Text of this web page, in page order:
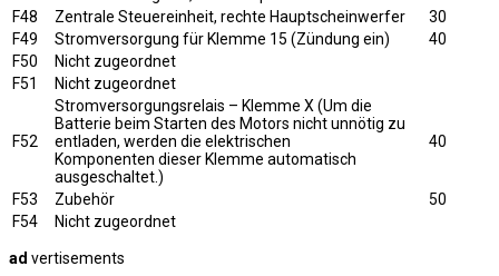
F48
Zentrale Steuereinheit, rechte Hauptscheinwerfer
30
F49
Stromversorgung für Klemme 15 (Zündung ein)
40
F50
Nicht zugeordnet
F51
Nicht zugeordnet
F52
Stromversorgungsrelais – Klemme X (Um die
Batterie beim Starten des Motors nicht unnötig zu
entladen, werden die elektrischen
Komponenten dieser Klemme automatisch
ausgeschaltet.)
40
F53 Zubehör
50
F54
Nicht zugeordnet
ad vertisements